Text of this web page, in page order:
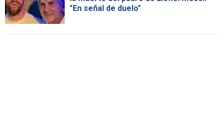
"En señal de duelo"